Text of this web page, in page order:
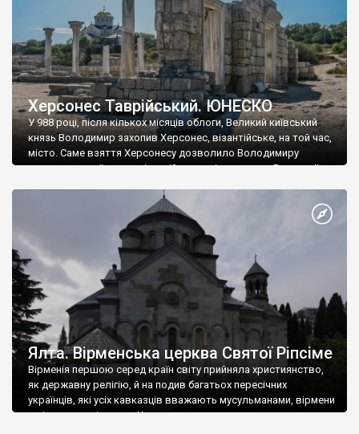
Херсонес Таврійський. ЮНЕСКО
У 988 році, після кількох місяців облоги, Великий київський
князь Володимир захопив Херсонес, візантійське, на той час,
місто. Саме взяття Херсонесу дозволило Володимиру
диктувати свої умови візантійському імператору Василю ІІ, та
Херсонесі Володимир-язичник, став Василем-християнином.
А потім було Хрещення Русі. На честь Херсонесу Таврійського
Ялта. Вірменська церква Святої Ріпсіме
Вірменія першою серед країн світу прийняла християнство,
як державну релігію, й на подив багатьох пересічних
українців, які усіх кавказців вважають мусульманами, вірмени
є відданими вірянами Христа